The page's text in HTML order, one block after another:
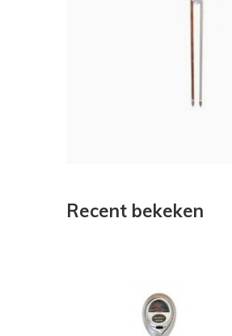
Recent bekeken